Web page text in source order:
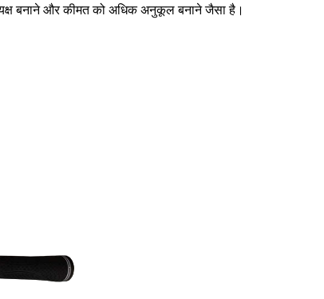
बनाने और कीमत को अधिक अनुकूल बनाने जैसा है।